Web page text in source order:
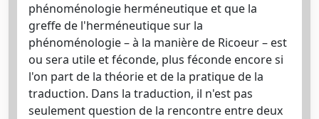
phénoménologie herméneutique et que la
greffe de l'herméneutique sur la
phénoménologie – à la manière de Ricoeur – est
ou sera utile et féconde, plus féconde encore si
l'on part de la théorie et de la pratique de la
traduction. Dans la traduction, il n'est pas
seulement question de la rencontre entre deux